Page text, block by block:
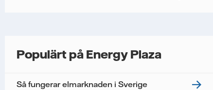
Populärt på Energy Plaza
Så fungerar elmarknaden i Sverige